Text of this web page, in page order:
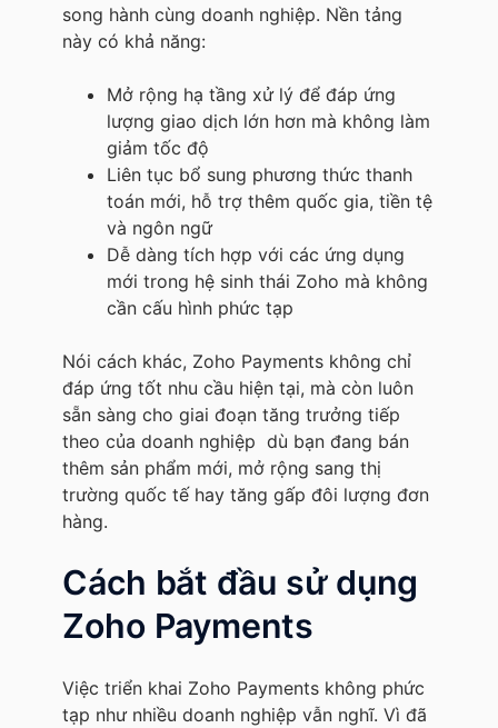
song hành cùng doanh nghiệp. Nền tảng
này có khả năng:
Mở rộng hạ tầng xử lý để đáp ứng
lượng giao dịch lớn hơn mà không làm
giảm tốc độ
Liên tục bổ sung phương thức thanh
toán mới, hỗ trợ thêm quốc gia, tiền tệ
và ngôn ngữ
Dễ dàng tích hợp với các ứng dụng
mới trong hệ sinh thái Zoho mà không
cần cấu hình phức tạp
Nói cách khác, Zoho Payments không chỉ
đáp ứng tốt nhu cầu hiện tại, mà còn luôn
sẵn sàng cho giai đoạn tăng trưởng tiếp
theo của doanh nghiệp dù bạn đang bán
thêm sản phẩm mới, mở rộng sang thị
trường quốc tế hay tăng gấp đôi lượng đơn
hàng.
Cách bắt đầu sử dụng
Zoho Payments
Việc triển khai Zoho Payments không phức
tạp như nhiều doanh nghiệp vẫn nghĩ. Vì đã